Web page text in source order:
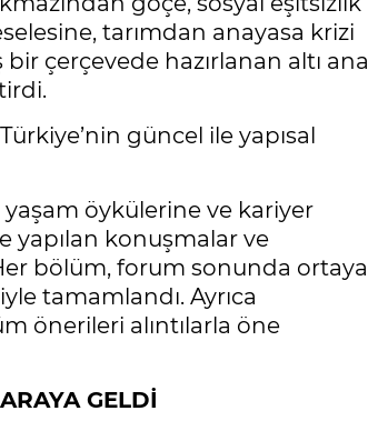
tarımdan anayasa krizi
çerçevede hazırlanan altı ana
güncel ile yapısal
öykülerine ve kariyer
yapılan konuşmalar ve
bölüm, forum sonunda ortaya
tamamlandı. Ayrıca
önerileri alıntılarla öne
GELDİ